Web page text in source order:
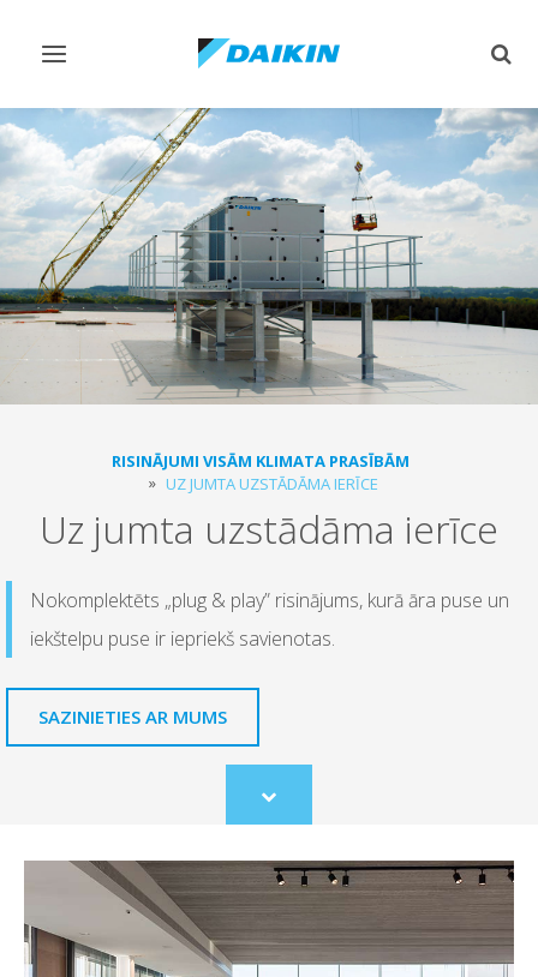
Pārslēgt
RISINĀJUMI VISĀM KLIMATA PRASĪBĀM
UZ JUMTA UZSTĀDĀMA IERĪCE
Uz jumta uzstādāma ierīce
Nokomplektēts „plug & play” risinājums, kurā āra puse un
iekštelpu puse ir iepriekš savienotas.
SAZINIETIES AR MUMS
Scroll
to